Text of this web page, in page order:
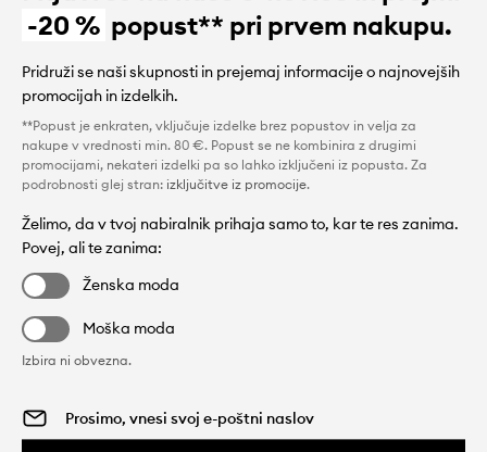
-20 % popust** pri prvem nakupu.
Pridruži se naši skupnosti in prejemaj informacije o najnovejših
promocijah in izdelkih.
**Popust je enkraten, vključuje izdelke brez popustov in velja za
nakupe v vrednosti min. 80 €. Popust se ne kombinira z drugimi
promocijami, nekateri izdelki pa so lahko izključeni iz popusta. Za
podrobnosti glej stran: izključitve iz promocije.
Želimo, da v tvoj nabiralnik prihaja samo to, kar te res zanima.
Povej, ali te zanima:
Ženska moda
Moška moda
Izbira ni obvezna.